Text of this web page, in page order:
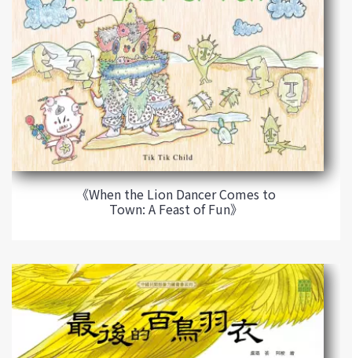
《When the Lion Dancer Comes to
Town: A Feast of Fun》